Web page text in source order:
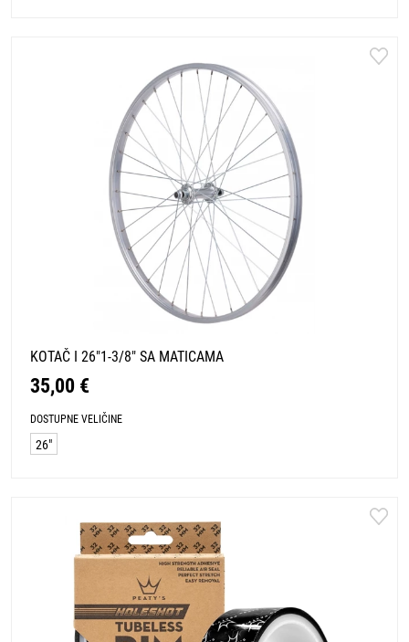
KOTAČ I 26"1-3/8" SA MATICAMA
35,00 €
DOSTUPNE VELIČINE
26"